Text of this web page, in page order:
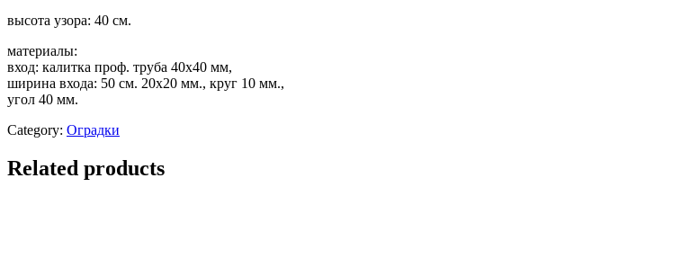
высота узора: 40 см.
материалы:
вход: калитка проф. труба 40х40 мм,
ширина входа: 50 см. 20х20 мм., круг 10 мм.,
угол 40 мм.
Category: Оградки
Related products